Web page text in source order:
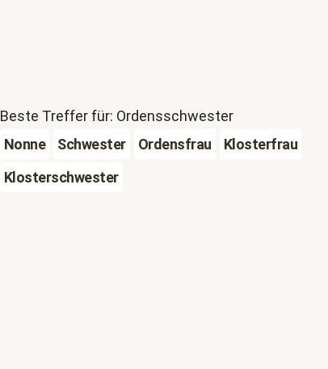
Beste Treffer für: Ordensschwester
Nonne
Schwester Ordensfrau
Klosterfrau
Klosterschwester